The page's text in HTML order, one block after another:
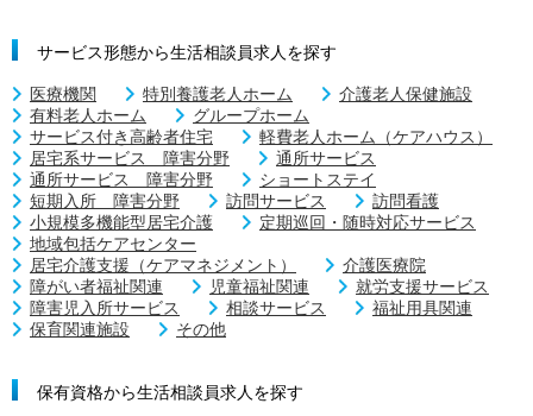
サービス形態から生活相談員求人を探す
医療機関 特別養護老人ホーム
介護老人保健施設
有料老人ホーム
グループホーム
サービス付き高齢者住宅
軽費老人ホーム（ケアハウス）
居宅系サービス 障害分野
通所サービス
通所サービス 障害分野
ショートステイ
短期入所 障害分野
訪問サービス
訪問看護
小規模多機能型居宅介護
定期巡回・随時対応サービス
地域包括ケアセンター
居宅介護支援（ケアマネジメント）
介護医療院
障がい者福祉関連
児童福祉関連
就労支援サービス
障害児入所サービス
相談サービス
福祉用具関連
保育関連施設
その他
保有資格から生活相談員求人を探す